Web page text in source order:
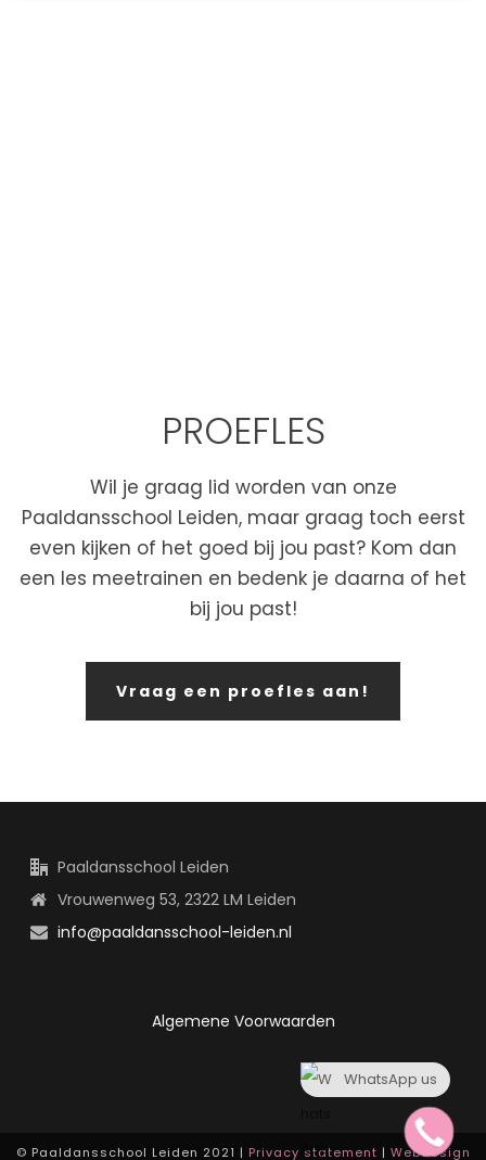
PROEFLES
Wil je graag lid worden van onze
Paaldansschool Leiden, maar graag toch eerst
even kijken of het goed bij jou past? Kom dan
een les meetrainen en bedenk je daarna of het
bij jou past!
Vraag een proefles aan!
Paaldansschool Leiden
Vrouwenweg 53, 2322 LM Leiden
info@paaldansschool-leiden.nl
Algemene Voorwaarden
© Paaldansschool Leiden 2021 | Privacy statement | Webdesign
WhatsApp us